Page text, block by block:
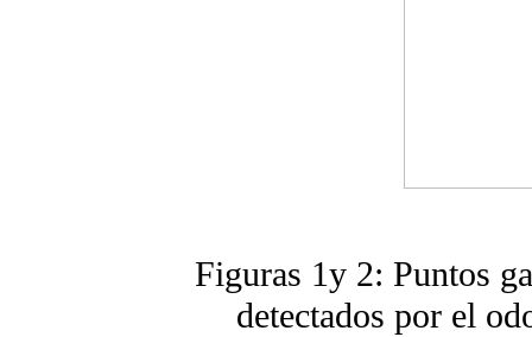
Figuras 1y 2: Puntos
detectados por el